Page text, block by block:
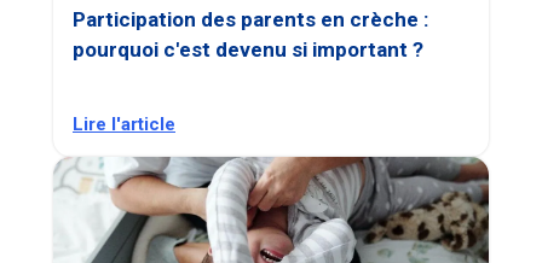
Participation des parents en crèche :
pourquoi c'est devenu si important ?
Lire l'article